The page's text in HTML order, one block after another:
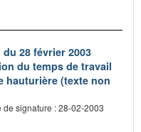
28 février 2003
du temps de travail
hauturière (texte non
de signature : 28-02-2003